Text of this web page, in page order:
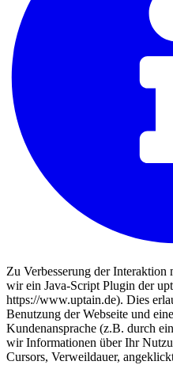
Zu Verbesserung der Interaktion
wir ein Java-Script Plugin der
https://www.uptain.de). Dies
Benutzung der Webseite und
Kundenansprache (z.B. durch
wir Informationen über Ihr
Cursors, Verweildauer,